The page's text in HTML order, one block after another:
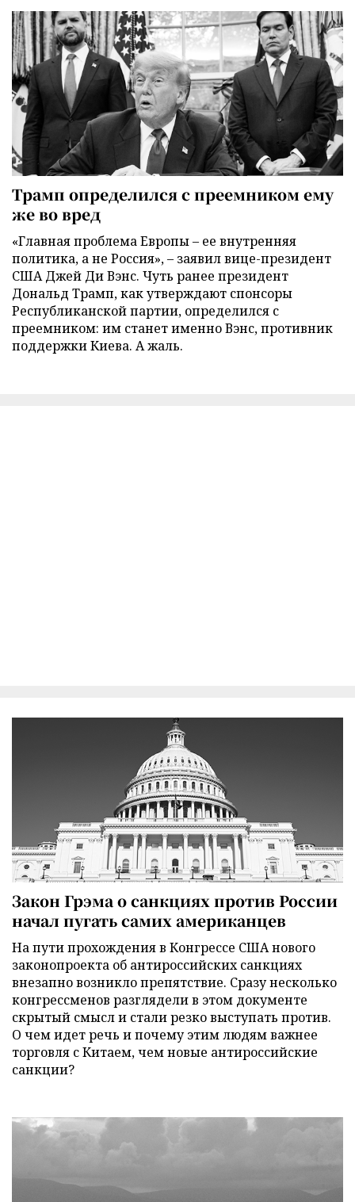
Трамп определился с преемником ему
же во вред
«Главная проблема Европы – ее внутренняя
политика, а не Россия», – заявил вице-президент
США Джей Ди Вэнс. Чуть ранее президент
Дональд Трамп, как утверждают спонсоры
Республиканской партии, определился с
преемником: им станет именно Вэнс, противник
поддержки Киева. А жаль.
Закон Грэма о санкциях против России
начал пугать самих американцев
На пути прохождения в Конгрессе США нового
законопроекта об антироссийских санкциях
внезапно возникло препятствие. Сразу несколько
конгрессменов разглядели в этом документе
скрытый смысл и стали резко выступать против.
О чем идет речь и почему этим людям важнее
торговля с Китаем, чем новые антироссийские
санкции?